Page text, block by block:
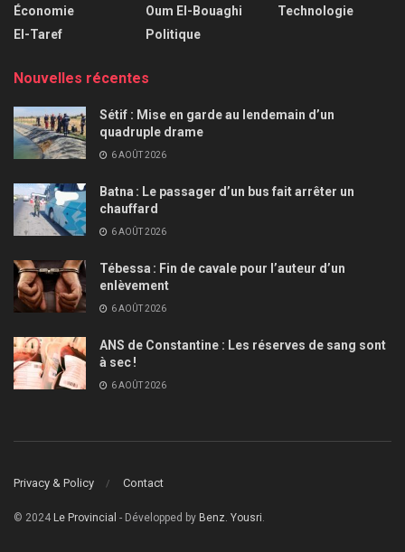
Économie
El-Taref
Oum El-Bouaghi
Politique
Technologie
Nouvelles récentes
Sétif : Mise en garde au lendemain d’un
quadruple drame
6 AOÛT 2026
Batna : Le passager d’un bus fait arrêter un
chauffard
6 AOÛT 2026
Tébessa : Fin de cavale pour l’auteur d’un
enlèvement
6 AOÛT 2026
ANS de Constantine : Les réserves de sang sont
à sec !
6 AOÛT 2026
Privacy & Policy Contact
© 2024 Le Provincial - Développed by Benz. Yousri.